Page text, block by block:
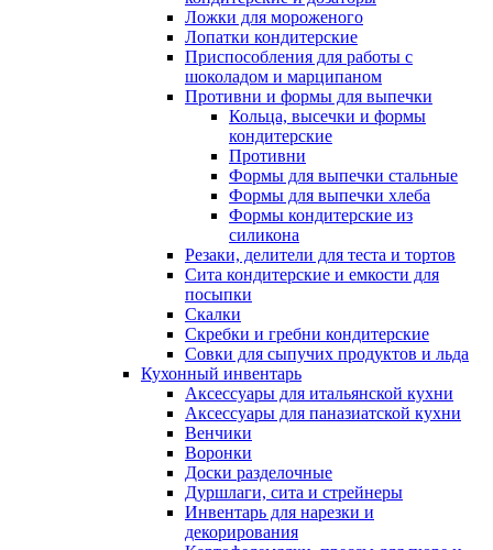
Ложки для мороженого
Лопатки кондитерские
Приспособления для работы с
шоколадом и марципаном
Противни и формы для выпечки
Кольца, высечки и формы
кондитерские
Противни
Формы для выпечки стальные
Формы для выпечки хлеба
Формы кондитерские из
силикона
Резаки, делители для теста и тортов
Сита кондитерские и емкости для
посыпки
Скалки
Скребки и гребни кондитерские
Совки для сыпучих продуктов и льда
Кухонный инвентарь
Аксессуары для итальянской кухни
Аксессуары для паназиатской кухни
Венчики
Воронки
Доски разделочные
Дуршлаги, сита и стрейнеры
Инвентарь для нарезки и
декорирования